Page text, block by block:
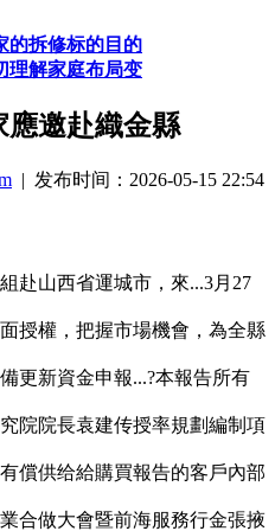
的拆修标的目的
理解家庭布局变
應邀赴織金縣
| 发布时间：2026-05-15 22:54
山西省運城市，來...3月27
授權，把握市場機會，為全縣
更新資金申報...?本報告所有
院院長袁建传授率規劃編制項
償供给給購買報告的客戶內部
合做大會暨前海服務行金張掖